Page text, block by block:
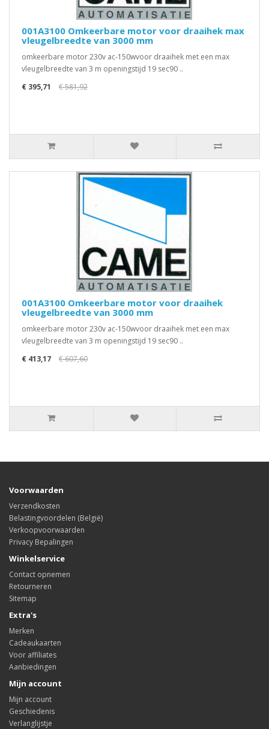
001A3100 Omkeerbare motor voor draaihek max
vleugelbreedte van 3000 mm
omkeerbare motor 230v ac-150wvoor draaihek met een max
vleugelbreedte van 3 m openingstijd 19 sec90 ..
€ 395,71
€ 581,92
001A3100 Omkeerbare motor voor draaihek
vleugelbreedte van 3000 mm
omkeerbare motor 230v ac-150wvoor draaihek met een max
vleugelbreedte van 3 m openingstijd 19 sec90 ..
€ 413,17
€ 607,60
Voorwaarden
Verzendkosten
Belastingvoordelen (België)
Verkoopvoorwaarden
Privacy Bepalingen
Winkelservice
Contact opnemen
Retourneren
Sitemap
Extra's
Merken
Cadeaukaarten
Voor affiliates
Aanbiedingen
Mijn account
Mijn account
Geschiedenis
Verlanglijstje